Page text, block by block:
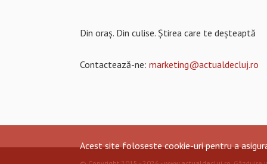
Din oraș. Din culise. Știrea care te deșteaptă
Contactează-ne: marketing@actualdecluj.ro
Acest site foloseste cookie-uri pentru a